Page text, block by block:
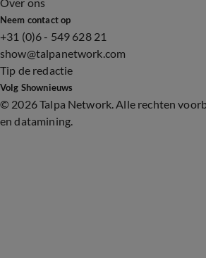
Neem contact op
+31 (0)6 - 549 628 21
show@talpanetwork.com
Tip de redactie
Volg Shownieuws
© 2026 Talpa Network. Alle rechten
en datamining.